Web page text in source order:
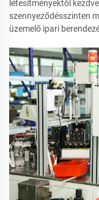
létesítményektől
szennyeződésszinten
üzemelő ipari